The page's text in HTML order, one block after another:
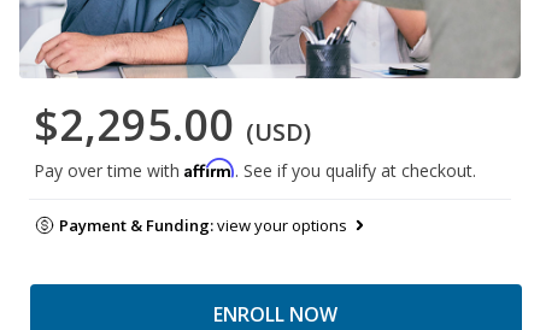
$2,295.00 (USD)
Pay over time with Affirm. See if you qualify at checkout.
Payment & Funding:view your options
ENROLL NOW